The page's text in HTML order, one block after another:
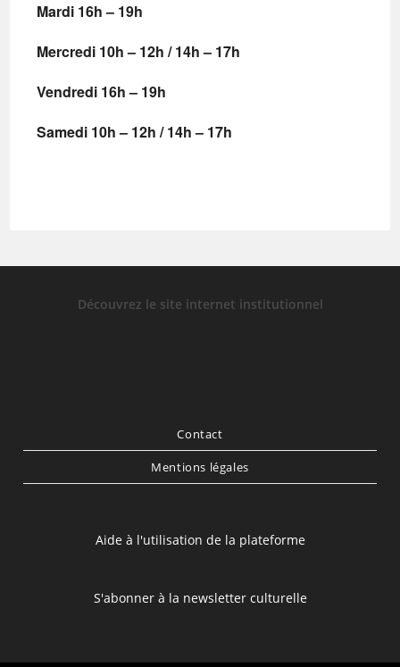
Mardi 16h – 19h
Mercredi 10h – 12h / 14h – 17h
Vendredi 16h – 19h
Samedi 10h – 12h / 14h – 17h
Découvrez le site internet institutionnel
Contact
Mentions légales
Aide à l'utilisation de la plateforme
S'abonner à la newsletter culturelle